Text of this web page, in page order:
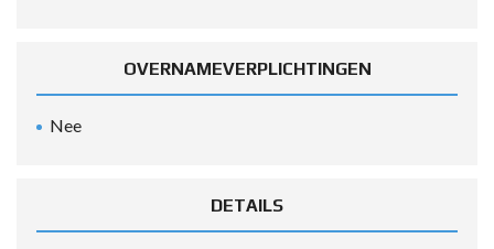
OVERNAMEVERPLICHTINGEN
Nee
DETAILS